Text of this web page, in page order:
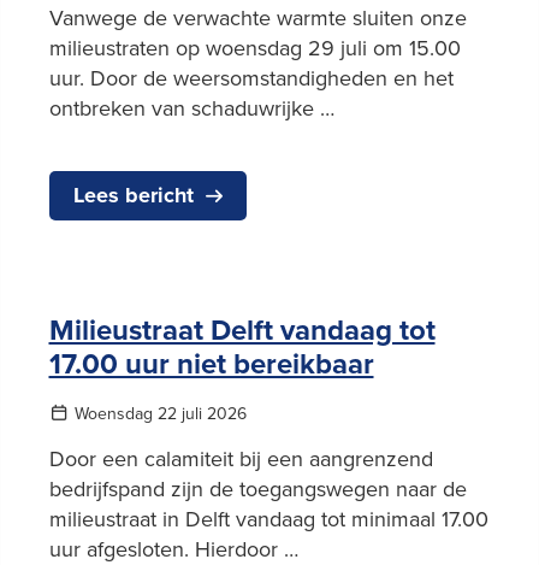
Vanwege de verwachte warmte sluiten onze
milieustraten op woensdag 29 juli om 15.00
uur. Door de weersomstandigheden en het
ontbreken van schaduwrijke …
Lees bericht
Milieustraat Delft vandaag tot
17.00 uur niet bereikbaar
Woensdag 22 juli 2026
Door een calamiteit bij een aangrenzend
bedrijfspand zijn de toegangswegen naar de
milieustraat in Delft vandaag tot minimaal 17.00
uur afgesloten. Hierdoor …